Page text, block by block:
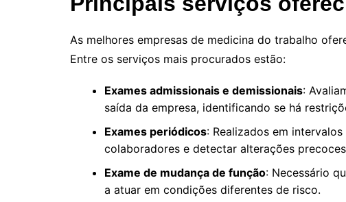
As melhores empresas de medicina do trabalho
Entre os serviços mais procurados estão:
Exames admissionais e demissionais:
saída da empresa, identificando se há
Exames periódicos: Realizados em
colaboradores e detectar alterações
Exame de mudança de função: Necessário
a atuar em condições diferentes de risco.